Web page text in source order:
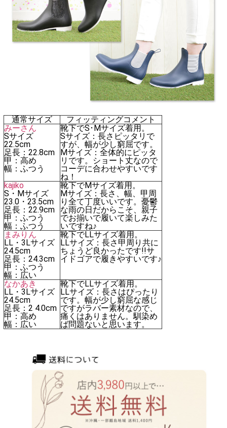
通常サイズ
フィッティングコメント
みーさん
Sサイズ
22.5cm
足長：22.8cm
甲：高め
幅：ふつう
靴下でS･Mサイズ着用。
Sサイズ：長さピッタリで
すが、幅が少し窮屈です。
Mサイズ：全体的にピッタ
リです。ショート丈なので
コーデに合わせやすいです
ね！
kajiko
S・Mサイズ
23.0・23.5cm
足長：22.9cm
甲：ふつう
幅：ふつう
靴下でMサイズ着用。
Mサイズ：長さ、幅、甲周
り全て丁度いいです。憂鬱
な雨の日だからこそ、親子
でお揃いで履いて楽しみた
いですね♪
まみりん
LL・3Lサイズ
24.5cm
足長：24.3cm
甲：ふつう
幅：広い
靴下でLLサイズ着用。
LLサイズ：長さ甲周り共に
ちょうど良かったです!!サ
イドゴアで履きやすいです♪
なかあき
LL・3Lサイズ
24.5cm
足長：2 4.0cm
甲：高め
幅：広い
靴下でLLサイズ着用。
LLサイズ：長さはぴったり
です。幅が少し窮屈な感じ
ですがラバー素材なので、
痛くはありません。馴染め
ば問題ないと思います。